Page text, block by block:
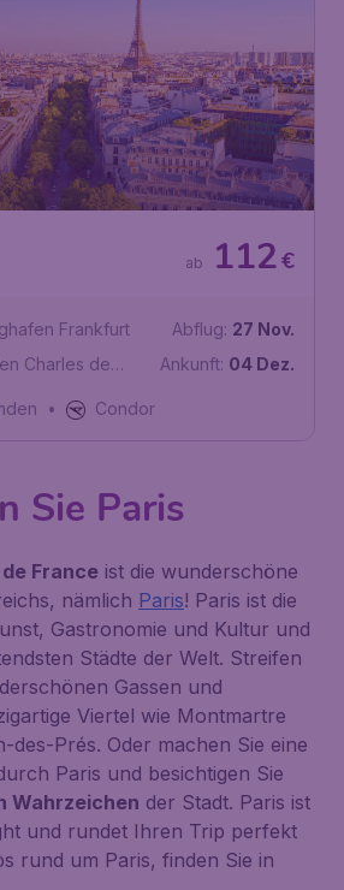
€
112
ab
Frankfurt
Charles de
Abflug: 27 Nov.
Ankunft: 04 Dez.
• Condor
Sie Paris
France ist die wunderschöne
nämlich Paris! Paris ist die
Gastronomie und Kultur und
Städte der Welt. Streifen
Gassen und
Viertel wie Montmartre
des-Prés. Oder machen Sie eine
Paris und besichtigen Sie
Wahrzeichen der Stadt. Paris ist
und rundet Ihren Trip perfekt
rund um Paris, finden Sie in